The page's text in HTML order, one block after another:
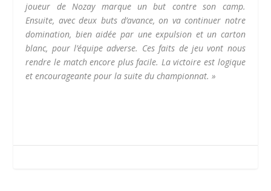
joueur de Nozay marque un but contre son camp.
Ensuite, avec deux buts d’avance, on va continuer notre
domination, bien aidée par une expulsion et un carton
blanc, pour l’équipe adverse. Ces faits de jeu vont nous
rendre le match encore plus facile. La victoire est logique
et encourageante pour la suite du championnat. »